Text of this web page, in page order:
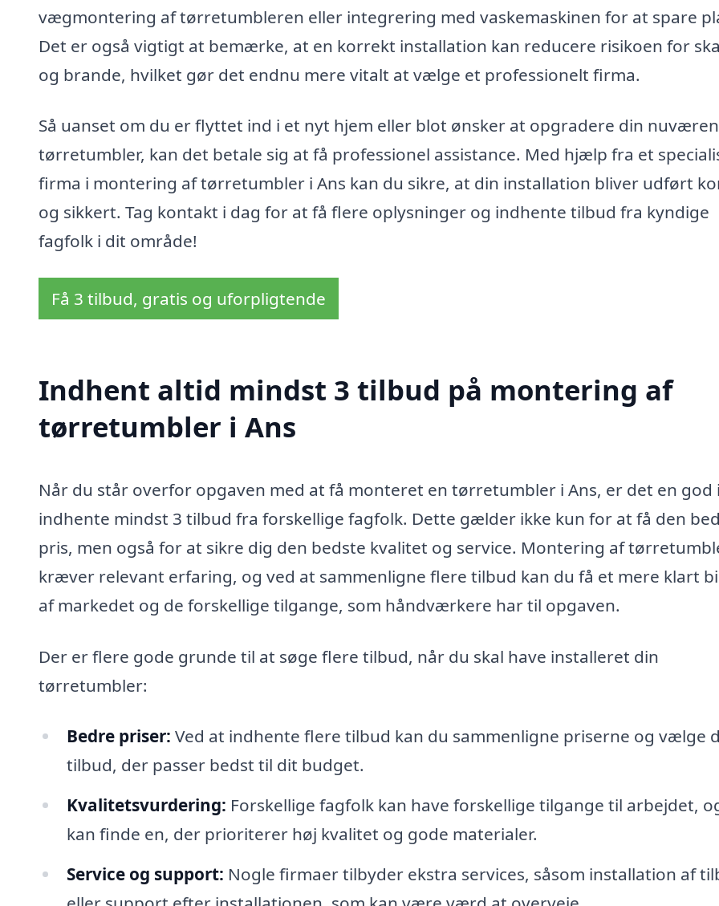
vægmontering af tørretumbleren eller integrering med vaskemaskinen for at spare
Det er også vigtigt at bemærke, at en korrekt installation kan reducere risikoen for
og brande, hvilket gør det endnu mere vitalt at vælge et professionelt firma.
Så uanset om du er flyttet ind i et nyt hjem eller blot ønsker at opgradere din
tørretumbler, kan det betale sig at få professionel assistance. Med hjælp fra et
firma i montering af tørretumbler i Ans kan du sikre, at din installation bliver udført
og sikkert. Tag kontakt i dag for at få flere oplysninger og indhente tilbud fra kyndige
fagfolk i dit område!
Få 3 tilbud, gratis og uforpligtende
Indhent altid mindst 3 tilbud på montering af
tørretumbler i Ans
Når du står overfor opgaven med at få monteret en tørretumbler i Ans, er det en god
indhente mindst 3 tilbud fra forskellige fagfolk. Dette gælder ikke kun for at få den
pris, men også for at sikre dig den bedste kvalitet og service. Montering af
kræver relevant erfaring, og ved at sammenligne flere tilbud kan du få et mere klart
af markedet og de forskellige tilgange, som håndværkere har til opgaven.
Der er flere gode grunde til at søge flere tilbud, når du skal have installeret din
tørretumbler:
Bedre priser: Ved at indhente flere tilbud kan du sammenligne priserne og vælge
tilbud, der passer bedst til dit budget.
Kvalitetsvurdering: Forskellige fagfolk kan have forskellige tilgange til arbejdet,
kan finde en, der prioriterer høj kvalitet og gode materialer.
Service og support: Nogle firmaer tilbyder ekstra services, såsom installation af